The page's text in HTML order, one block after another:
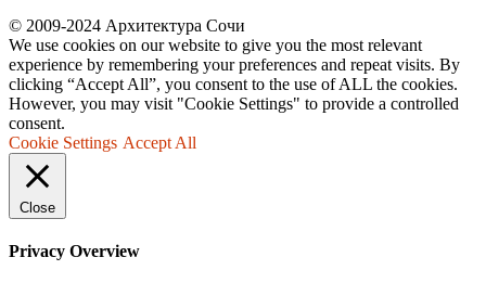
© 2009-2024 Архитектура Сочи
We use cookies on our website to give you the most relevant
experience by remembering your preferences and repeat visits. By
clicking “Accept All”, you consent to the use of ALL the cookies.
However, you may visit "Cookie Settings" to provide a controlled
consent.
Cookie Settings Accept All
Close
Privacy Overview